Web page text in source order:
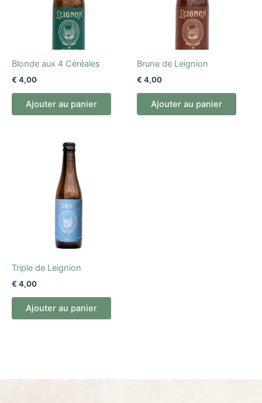
Blonde aux 4 Céréales
€ 4,00
Ajouter au panier
Brune de Leignion
€ 4,00
Ajouter au panier
Triple de Leignion
€ 4,00
Ajouter au panier